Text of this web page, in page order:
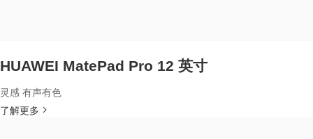
HUAWEI MatePad Pro 12 英寸
灵感 有声有色
了解更多